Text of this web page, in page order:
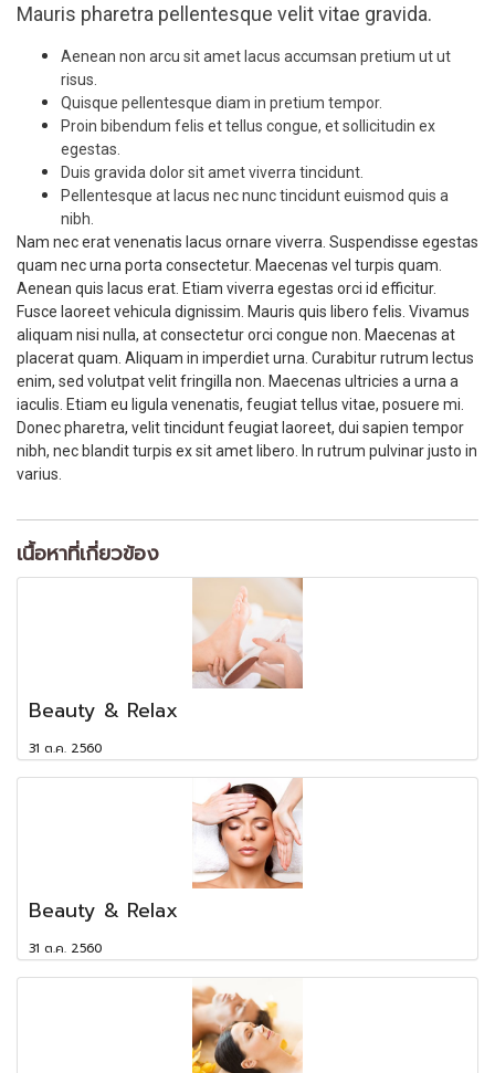
Mauris pharetra pellentesque velit vitae gravida.
Aenean non arcu sit amet lacus accumsan pretium ut ut
risus.
Quisque pellentesque diam in pretium tempor.
Proin bibendum felis et tellus congue, et sollicitudin ex
egestas.
Duis gravida dolor sit amet viverra tincidunt.
Pellentesque at lacus nec nunc tincidunt euismod quis a
nibh.
Nam nec erat venenatis lacus ornare viverra. Suspendisse egestas
quam nec urna porta consectetur. Maecenas vel turpis quam.
Aenean quis lacus erat. Etiam viverra egestas orci id efficitur.
Fusce laoreet vehicula dignissim. Mauris quis libero felis. Vivamus
aliquam nisi nulla, at consectetur orci congue non. Maecenas at
placerat quam. Aliquam in imperdiet urna. Curabitur rutrum lectus
enim, sed volutpat velit fringilla non. Maecenas ultricies a urna a
iaculis. Etiam eu ligula venenatis, feugiat tellus vitae, posuere mi.
Donec pharetra, velit tincidunt feugiat laoreet, dui sapien tempor
nibh, nec blandit turpis ex sit amet libero. In rutrum pulvinar justo in
varius.
เนื้อหาที่เกี่ยวข้อง
Beauty & Relax
31 ต.ค. 2560
Beauty & Relax
31 ต.ค. 2560